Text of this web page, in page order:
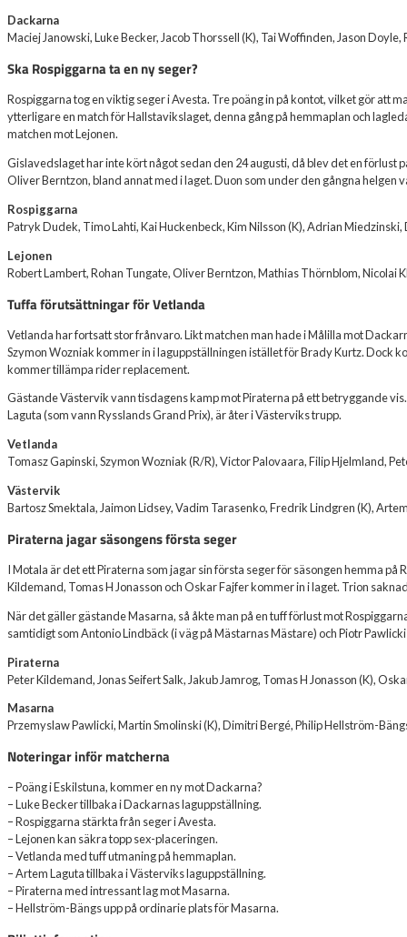
Dackarna
Maciej Janowski, Luke Becker, Jacob Thorssell (K), Tai Woffinden, Jason
Ska Rospiggarna ta en ny seger?
Rospiggarna tog en viktig seger i Avesta. Tre poäng in på kontot, vilket gör att
ytterligare en match för Hallstavikslaget, denna gång på hemmaplan och
matchen mot Lejonen.
Gislavedslaget har inte kört något sedan den 24 augusti, då blev det en förlust
Oliver Berntzon, bland annat med i laget. Duon som under den gångna helgen
Rospiggarna
Patryk Dudek, Timo Lahti, Kai Huckenbeck, Kim Nilsson (K), Adrian
Lejonen
Robert Lambert, Rohan Tungate, Oliver Berntzon, Mathias Thörnblom, Nicolai
Tuffa förutsättningar för Vetlanda
Vetlanda har fortsatt stor frånvaro. Likt matchen man hade i Målilla mot
Szymon Wozniak kommer in i laguppställningen istället för Brady Kurtz. Dock
kommer tillämpa rider replacement.
Gästande Västervik vann tisdagens kamp mot Piraterna på ett betryggande
Laguta (som vann Rysslands Grand Prix), är åter i Västerviks trupp.
Vetlanda
Tomasz Gapinski, Szymon Wozniak (R/R), Victor Palovaara, Filip Hjelmland,
Västervik
Bartosz Smektala, Jaimon Lidsey, Vadim Tarasenko, Fredrik Lindgren (K),
Piraterna jagar säsongens första seger
I Motala är det ett Piraterna som jagar sin första seger för säsongen hemma på
Kildemand, Tomas H Jonasson och Oskar Fajfer kommer in i laget. Trion
När det gäller gästande Masarna, så åkte man på en tuff förlust mot
samtidigt som Antonio Lindbäck (i väg på Mästarnas Mästare) och Piotr
Piraterna
Peter Kildemand, Jonas Seifert Salk, Jakub Jamrog, Tomas H Jonasson (K),
Masarna
Przemyslaw Pawlicki, Martin Smolinski (K), Dimitri Bergé, Philip Hellström-
Noteringar inför matcherna
– Poäng i Eskilstuna, kommer en ny mot Dackarna?
– Luke Becker tillbaka i Dackarnas laguppställning.
– Rospiggarna stärkta från seger i Avesta.
– Lejonen kan säkra topp sex-placeringen.
– Vetlanda med tuff utmaning på hemmaplan.
– Artem Laguta tillbaka i Västerviks laguppställning.
– Piraterna med intressant lag mot Masarna.
– Hellström-Bängs upp på ordinarie plats för Masarna.